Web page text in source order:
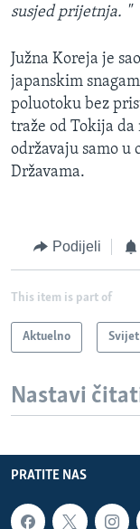
susjed prijetnja. "
Južna Koreja je
japanskim
poluotoku bez
traže od Tokija da
održavaju samo u
Državama.
Podijeli
This item is part of
Aktuelno Svijet
Nastavi
PRATITE NAS